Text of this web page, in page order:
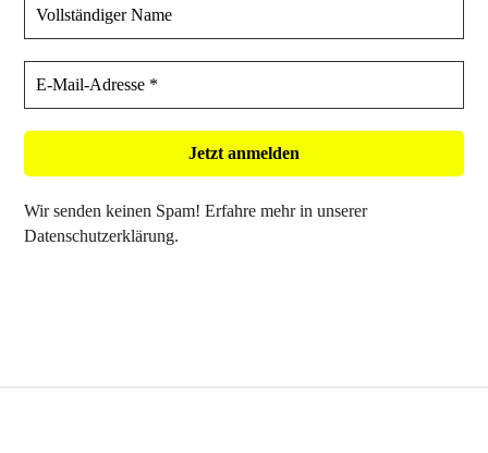
Wir senden keinen Spam! Erfahre mehr in unserer
Datenschutzerklärung.